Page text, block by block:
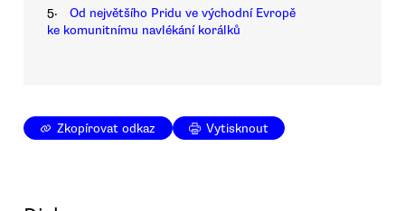
5.
Od největšího Pridu ve východní Evropě
ke komunitnímu navlékání korálků
Zkopírovat odkaz Vytisknout